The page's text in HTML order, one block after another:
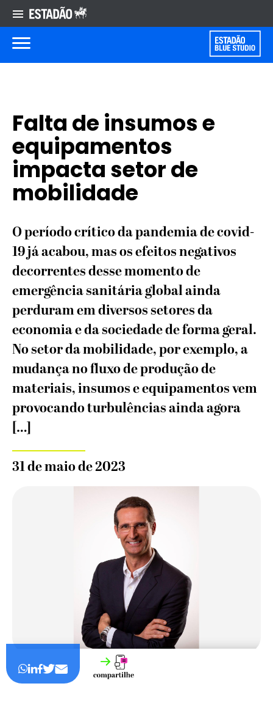
Falta de insumos e
equipamentos
impacta setor de
mobilidade
O período crítico da pandemia de covid-
19 já acabou, mas os efeitos negativos
decorrentes desse momento de
emergência sanitária global ainda
perduram em diversos setores da
economia e da sociedade de forma geral.
No setor da mobilidade, por exemplo, a
mudança no fluxo de produção de
materiais, insumos e equipamentos vem
provocando turbulências ainda agora
[…]
31 de maio de 2023